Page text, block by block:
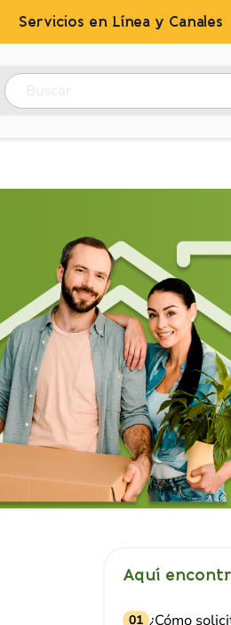
Servicios en Línea y Canales
Aquí
01 ¿Cómo